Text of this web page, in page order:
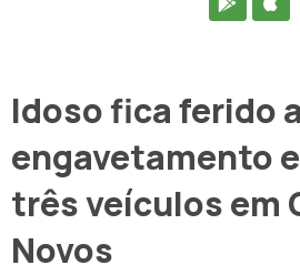
Idoso fica ferido
engavetamento
três veículos em
Novos